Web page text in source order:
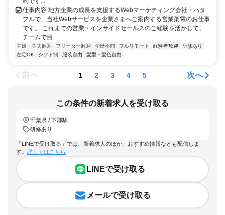
仕事内容 地方企業の成長を支援するWebマーケティング会社・ハタ
フルで、当社Webサービスを企業さまへご案内する営業架電のお仕事
です。 これまでの営業・インサイドセールスのご経験を活かして、
チームで目...
主婦・主夫歓迎 フリーター歓迎 学歴不問 フルリモート 経験者歓迎
研修あり
在宅OK
シフト制 服装自由 髪型・髪色自由
前へ 1 2 3 4 5 次へ
この条件の新着求人を受け取る
千葉県 / 下郡駅
研修あり
「LINEで受け取る」では、新着求人のほか、おすすめ情報なども配信しま
す。 詳しくはこちら
LINEで受け取る
メールで受け取る